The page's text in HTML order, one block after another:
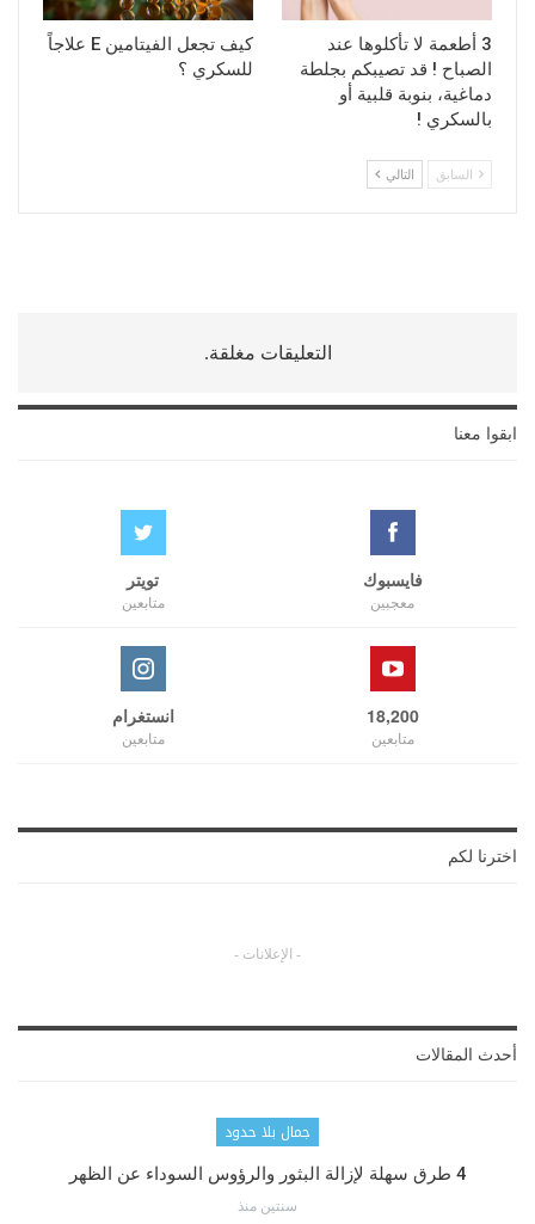
3 أطعمة لا تأكلوها عند
الصباح ! قد تصيبكم بجلطة
دماغية، بنوبة قلبية أو
بالسكري !
كيف تجعل الفيتامين E علاجاً
للسكري ؟
السابق التالي
التعليقات مغلقة.
ابقوا معنا
فايسبوك
معجبين
تويتر
متابعين
18,200
متابعين
انستغرام
متابعين
اخترنا لكم
- الإعلانات -
أحدث المقالات
جمال بلا حدود
4 طرق سهلة لإزالة البثور والرؤوس السوداء عن الظهر
سنتين منذ